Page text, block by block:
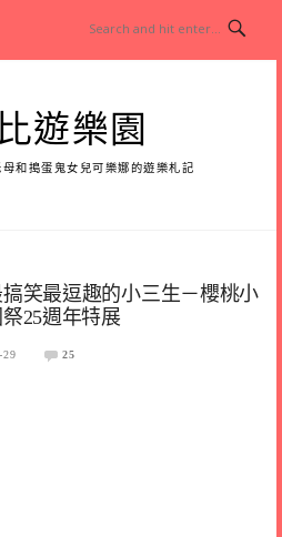
遊樂園
和搗蛋鬼女兒可樂娜的遊樂札記
搞笑最逗趣的小三生－櫻桃小
25週年特展
29 25